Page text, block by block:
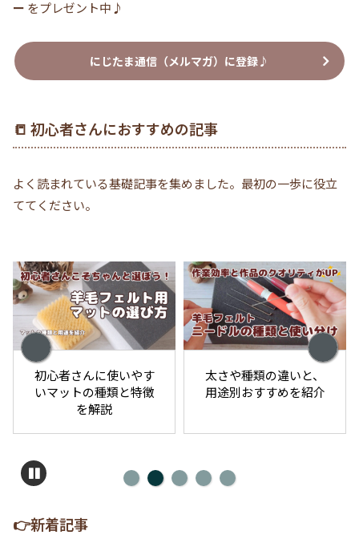
ー をプレゼント中♪
にじたま通信（メルマガ）に登録♪
📒 初心者さんにおすすめの記事
よく読まれている基礎記事を集めました。最初の一歩に役立
ててください。
初心者さんに使いやす
いマットの種類と特徴
を解説
太さや種類の違いと、
用途別おすすめを紹介
👉新着記事